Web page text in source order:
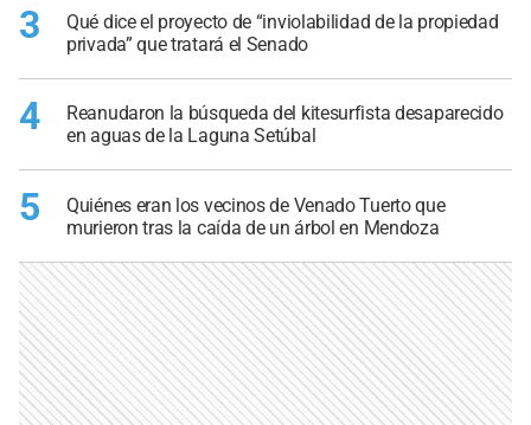
3
Qué dice el proyecto de “inviolabilidad de la propiedad
privada” que tratará el Senado
4
Reanudaron la búsqueda del kitesurfista desaparecido
en aguas de la Laguna Setúbal
5
Quiénes eran los vecinos de Venado Tuerto que
murieron tras la caída de un árbol en Mendoza